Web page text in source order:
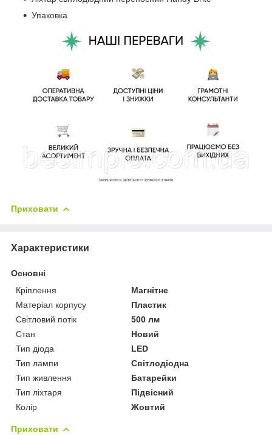
Упаковка
Приховати
Характеристики
Основні
Кріплення
Магнітне
Матеріал корпусу
Пластик
Світловий потік
500 лм
Стан
Новий
Тип діода
LED
Тип лампи
Світлодіодна
Тип живлення
Батарейки
Тип ліхтаря
Підвісний
Колір
Жовтий
Приховати